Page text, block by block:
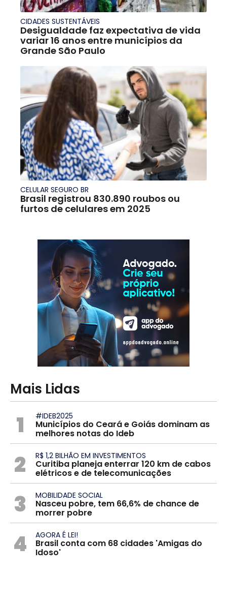
CIDADES SUSTENTÁVEIS
Desigualdade faz expectativa de vida
variar 16 anos entre municípios da
Grande São Paulo
CELULAR SEGURO BR
Brasil registrou 830.890 roubos ou
furtos de celulares em 2025
Mais Lidas
1 #IDEB2025
Municípios do Ceará e Goiás dominam as
melhores notas do Ideb
2 R$ 1,2 BILHÃO EM INVESTIMENTOS
Curitiba planeja enterrar 120 km de cabos
elétricos e de telecomunicações
3 MOBILIDADE SOCIAL
Nasceu pobre, tem 66,6% de chance de
morrer pobre
4 AGORA É LEI!
Brasil conta com 68 cidades 'Amigas do
Idoso'